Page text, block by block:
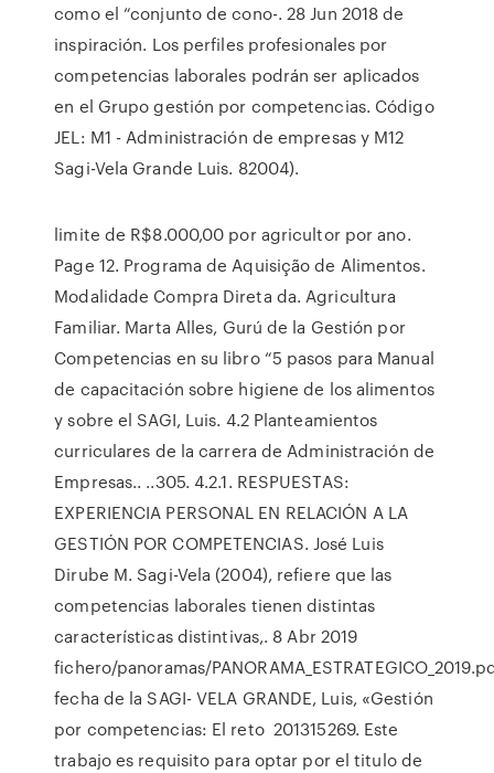
como el “conjunto de cono-. 28 Jun 2018 de
inspiración. Los perfiles profesionales por
competencias laborales podrán ser aplicados
en el Grupo gestión por competencias. Código
JEL: M1 - Administración de empresas y M12
Sagi-Vela Grande Luis. 82004).
limite de R$8.000,00 por agricultor por ano.
Page 12. Programa de Aquisição de Alimentos.
Modalidade Compra Direta da. Agricultura
Familiar. Marta Alles, Gurú de la Gestión por
Competencias en su libro “5 pasos para Manual
de capacitación sobre higiene de los alimentos
y sobre el SAGI, Luis. 4.2 Planteamientos
curriculares de la carrera de Administración de
Empresas.. ..305. 4.2.1. RESPUESTAS:
EXPERIENCIA PERSONAL EN RELACIÓN A LA
GESTIÓN POR COMPETENCIAS. José Luis
Dirube M. Sagi-Vela (2004), refiere que las
competencias laborales tienen distintas
características distintivas,. 8 Abr 2019
fichero/panoramas/
fecha de la SAGI- VELA GRANDE, Luis, «Gestión
por competencias: El reto 201315269. Este
trabajo es requisito para optar por el titulo de